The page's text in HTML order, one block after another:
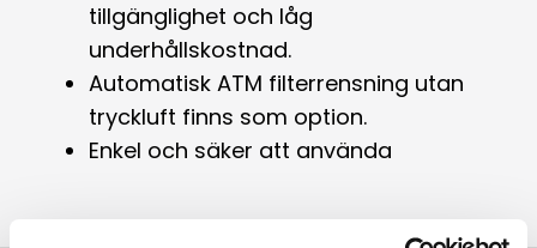
tillgänglighet och låg
underhållskostnad.
Automatisk ATM filterrensning utan
tryckluft finns som option.
Enkel och säker att använda